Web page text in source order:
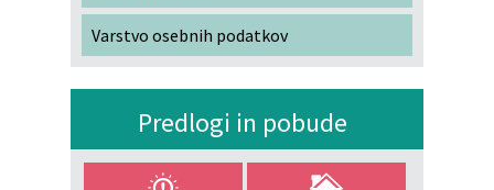
Varstvo osebnih podatkov
Predlogi in pobude